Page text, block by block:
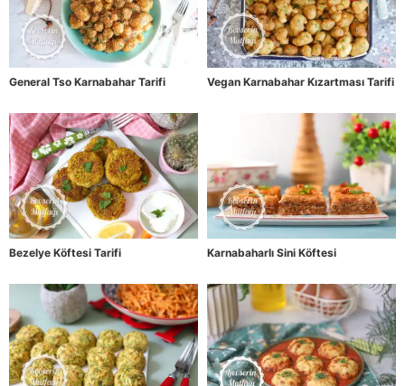
General Tso Karnabahar Tarifi Vegan Karnabahar Kızartması Tarifi
Bezelye Köftesi Tarifi Karnabaharlı Sini Köftesi